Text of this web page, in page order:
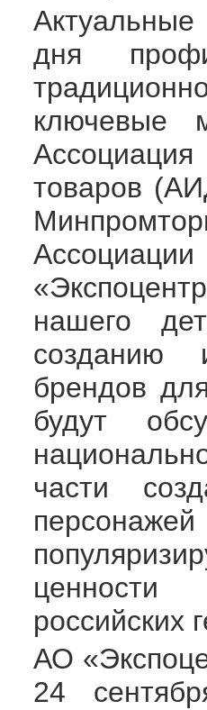
Актуальные
дня
ключевые
товаров
нашего
созданию
брендов
будут
части
российских
АО
24